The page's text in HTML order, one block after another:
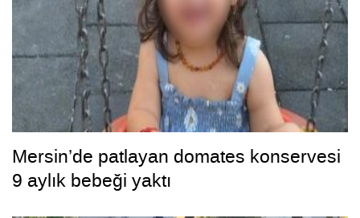
Mersin’de patlayan domates konservesi
9 aylık bebeği yaktı